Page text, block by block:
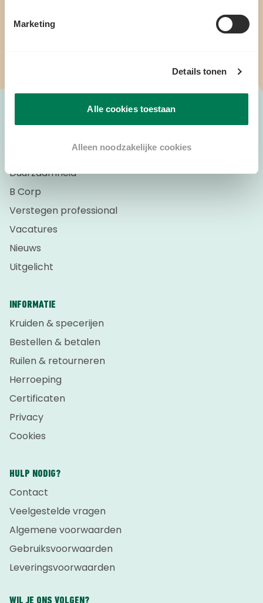
Marketing
Details tonen
Alle cookies toestaan
Alleen noodzakelijke cookies
Duurzaamheid
B Corp
Verstegen professional
Vacatures
Nieuws
Uitgelicht
INFORMATIE
Kruiden & specerijen
Bestellen & betalen
Ruilen & retourneren
Herroeping
Certificaten
Privacy
Cookies
HULP NODIG?
Contact
Veelgestelde vragen
Algemene voorwaarden
Gebruiksvoorwaarden
Leveringsvoorwaarden